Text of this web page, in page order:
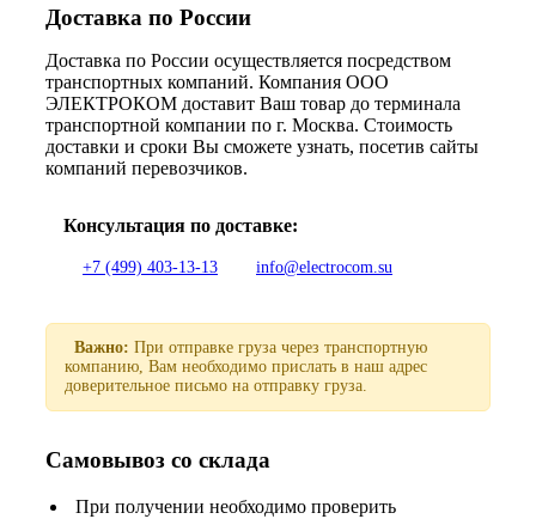
Доставка по России
Доставка по России осуществляется посредством
транспортных компаний. Компания ООО
ЭЛЕКТРОКОМ доставит Ваш товар до терминала
транспортной компании по г. Москва. Стоимость
доставки и сроки Вы сможете узнать, посетив сайты
компаний перевозчиков.
Консультация по доставке:
+7 (499) 403-13-13 info@electrocom.su
Важно: При отправке груза через транспортную
компанию, Вам необходимо прислать в наш адрес
доверительное письмо на отправку груза.
Самовывоз со склада
При получении необходимо проверить